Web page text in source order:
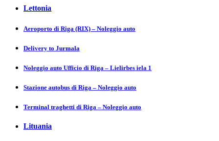
Lettonia
Aeroporto di Riga (RIX) – Noleggio auto
Delivery to Jurmаla
Noleggio auto Ufficio di Riga – Lielirbes iela 1
Stazione autobus di Riga – Noleggio auto
Terminal traghetti di Riga – Noleggio auto
Lituania